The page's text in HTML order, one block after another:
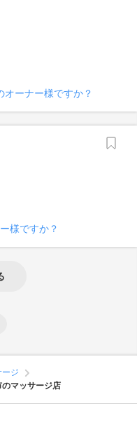
ーナー様ですか？
様ですか？
ージ
マッサージ店